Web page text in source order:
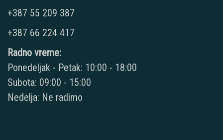
+387 55 209 387
+387 66 224 417
Radno vreme:
Ponedeljak - Petak: 10:00 - 18:00
Subota: 09:00 - 15:00
Nedelja: Ne radimo